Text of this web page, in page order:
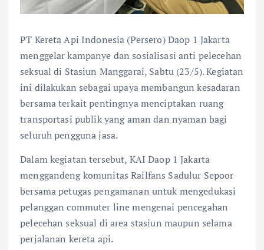
PT Kereta Api Indonesia (Persero) Daop 1 Jakarta
menggelar kampanye dan sosialisasi anti pelecehan
seksual di Stasiun Manggarai, Sabtu (23/5). Kegiatan
ini dilakukan sebagai upaya membangun kesadaran
bersama terkait pentingnya menciptakan ruang
transportasi publik yang aman dan nyaman bagi
seluruh pengguna jasa.
Dalam kegiatan tersebut, KAI Daop 1 Jakarta
menggandeng komunitas Railfans Sadulur Sepoor
bersama petugas pengamanan untuk mengedukasi
pelanggan commuter line mengenai pencegahan
pelecehan seksual di area stasiun maupun selama
perjalanan kereta api.